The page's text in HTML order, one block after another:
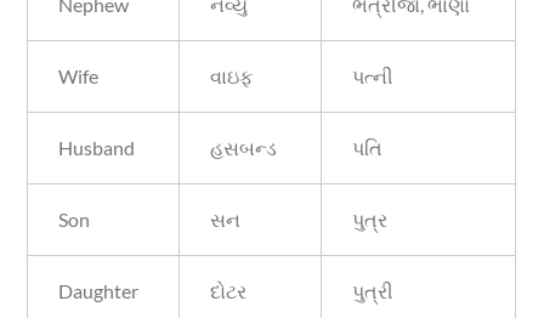
Wife વાઇફ પત્ની
Husband હસબન્ડ પતિ
Son સન પુત્ર
Daughter દોટર પુત્રી